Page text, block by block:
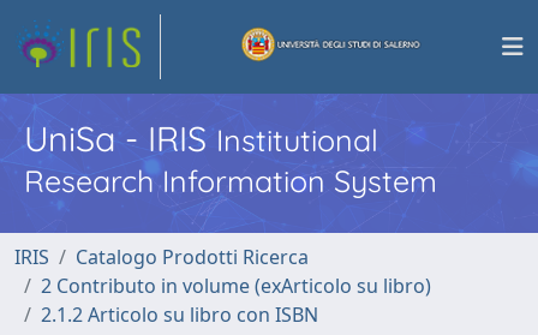
UniSa - IRISInstitutional
Research Information System
IRIS
Catalogo Prodotti Ricerca
2 Contributo in volume (exArticolo su libro)
2.1.2 Articolo su libro con ISBN